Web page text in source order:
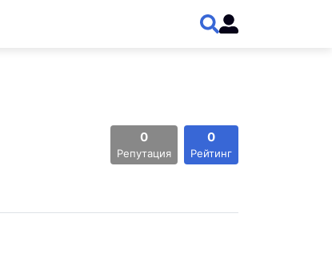
0
Репутация
0
Рейтинг